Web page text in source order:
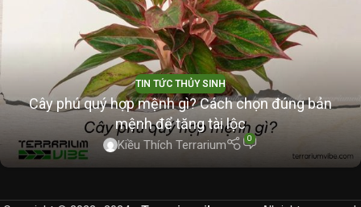
TIN TỨC THỦY SINH
Cây phú quý hợp mệnh gì? Cách chọn đúng bản
mệnh để tăng tài lộc
Kiều Thích Terrarium 0